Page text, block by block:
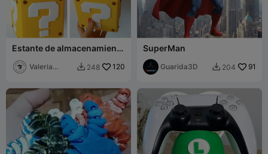
Estante de almacenamiento
Valeria
 248 120
SuperMan
Guarida3D  204 91